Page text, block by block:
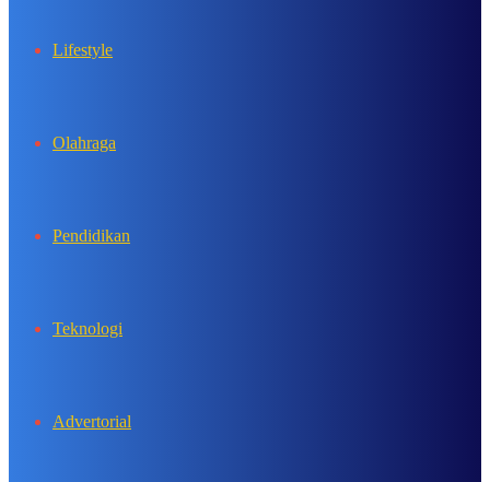
Lifestyle
Olahraga
Pendidikan
Teknologi
Advertorial